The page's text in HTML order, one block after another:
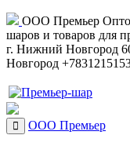
ООО Премьер
шаров и товаров для
г. Нижний Новгород
Новгород
ООО Премьер